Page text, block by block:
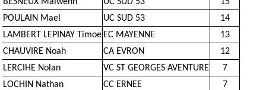
POULAIN Mael
UC SUD 53
14
LAMBERT LEPINAY Timoe EC MAYENNE
13
CHAUVIRE Noah
CA EVRON
12
LERCIHE Nolan
VC ST GEORGES AVENTURE
7
LOCHIN Nathan
CC ERNEE
7